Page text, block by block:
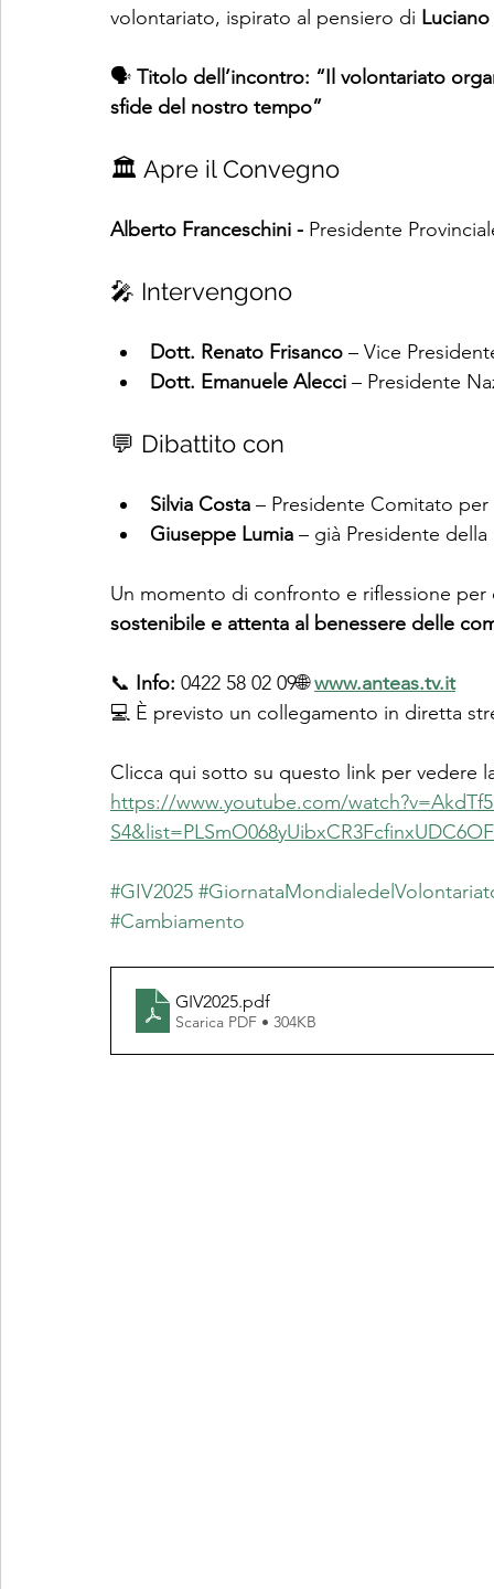
volontariato, ispirato al pensiero di Luciano
🗣️ Titolo dell’incontro: “Il volontariato
sfide del nostro tempo”
🏛️ Apre il Convegno
Alberto Franceschini - Presidente
🎤 Intervengono
Dott. Renato Frisanco – Vice
Dott. Emanuele Alecci – Presidente
💬 Dibattito con
Silvia Costa – Presidente Comitato per
Giuseppe Lumia – già Presidente
Un momento di confronto e riflessione
sostenibile e attenta al benessere delle
📞 Info: 0422 58 02 09🌐 www.anteas.tv.it
💻 È previsto un collegamento in diretta
Clicca qui sotto su questo link per vedere
https://www.youtube.com/
#GIV2025
#Cambiamento
GIV2025.pdf
Scarica PDF • 304KB